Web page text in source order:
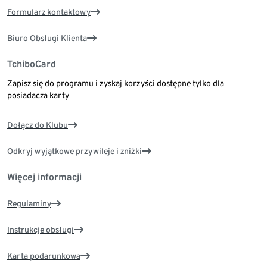
Formularz kontaktowy
Biuro Obsługi Klienta
TchiboCard
Zapisz się do programu i zyskaj korzyści dostępne tylko dla
posiadacza karty
Dołącz do Klubu
Odkryj wyjątkowe przywileje i zniżki
Więcej informacji
Regulaminy
Instrukcje obsługi
Karta podarunkowa